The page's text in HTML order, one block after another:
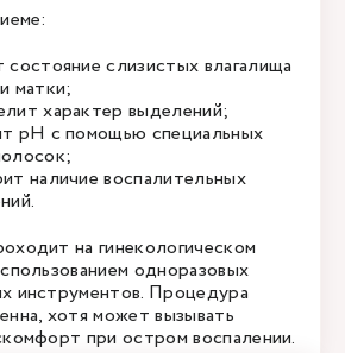
состояние слизистых влагалища
матки;
характер выделений;
рН с помощью специальных
наличие воспалительных
на гинекологическом
одноразовых
инструментов. Процедура
хотя может вызывать
при остром воспалении.